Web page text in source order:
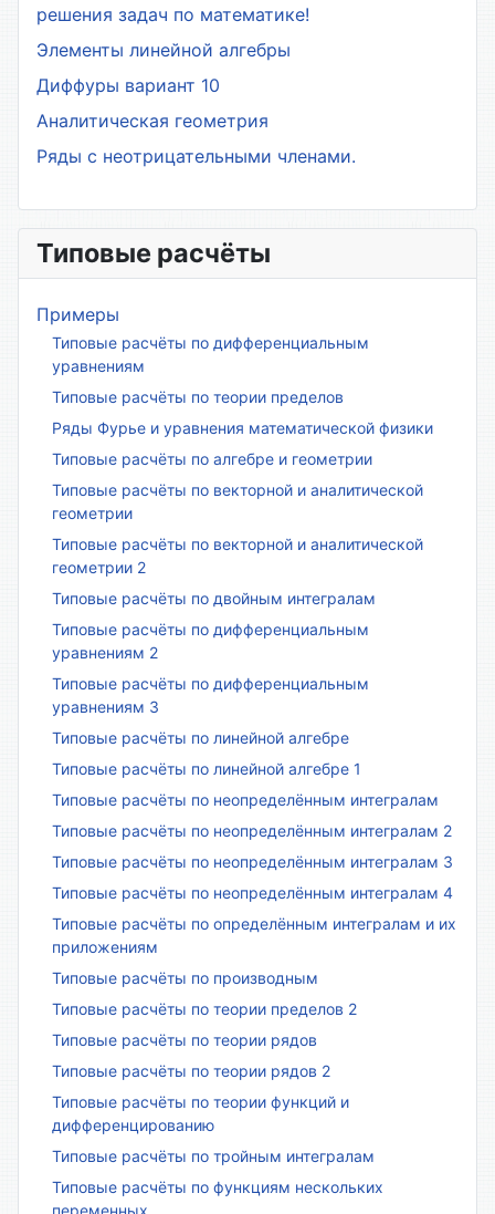
решения задач по математике!
Элементы линейной алгебры
Диффуры вариант 10
Аналитическая геометрия
Ряды с неотрицательными членами.
Типовые расчёты
Примеры
Типовые расчёты по дифференциальным
уравнениям
Типовые расчёты по теории пределов
Ряды Фурье и уравнения математической физики
Типовые расчёты по алгебре и геометрии
Типовые расчёты по векторной и аналитической
геометрии
Типовые расчёты по векторной и аналитической
геометрии 2
Типовые расчёты по двойным интегралам
Типовые расчёты по дифференциальным
уравнениям 2
Типовые расчёты по дифференциальным
уравнениям 3
Типовые расчёты по линейной алгебре
Типовые расчёты по линейной алгебре 1
Типовые расчёты по неопределённым интегралам
Типовые расчёты по неопределённым интегралам 2
Типовые расчёты по неопределённым интегралам 3
Типовые расчёты по неопределённым интегралам 4
Типовые расчёты по определённым интегралам и их
приложениям
Типовые расчёты по производным
Типовые расчёты по теории пределов 2
Типовые расчёты по теории рядов
Типовые расчёты по теории рядов 2
Типовые расчёты по теории функций и
дифференцированию
Типовые расчёты по тройным интегралам
Типовые расчёты по функциям нескольких